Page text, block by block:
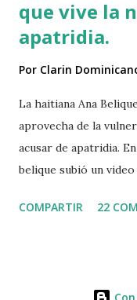
que vive la
apatridia.
Por Clarin
La haitiana Ana
aprovecha de la
acusar de apatridia.
belique subió un
cuando nos niegan
COMPARTIR 22